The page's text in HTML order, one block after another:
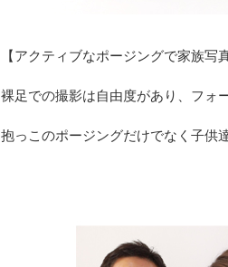
【アクティブなポージングで家族写真
裸足での撮影は自由度があり、フォ
抱っこのポージングだけでなく子供